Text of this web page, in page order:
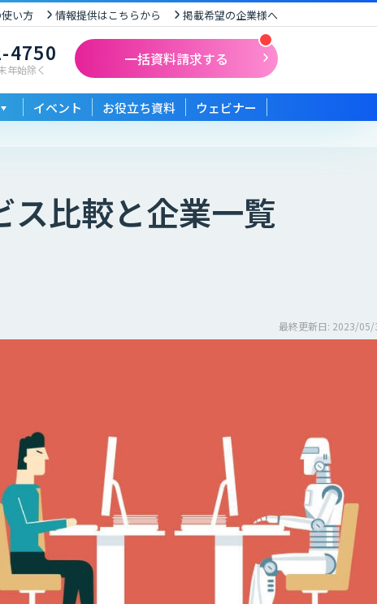
い方 情報提供はこちらから 掲載希望の企業様へ
4750
年始除く
一括資料請求する
イベント お役立ち資料 ウェビナー
ス比較と企業一覧
最終更新日: 2023/05/